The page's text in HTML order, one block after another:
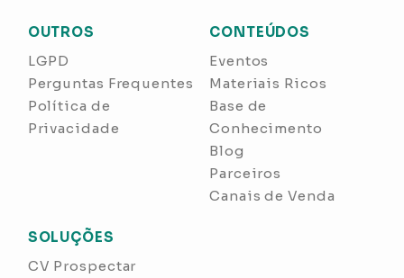
OUTROS
LGPD
Perguntas Frequentes
Política de
Privacidade
CONTEÚDOS
Eventos
Materiais Ricos
Base de
Conhecimento
Blog
Parceiros
Canais de Venda
SOLUÇÕES
CV Prospectar